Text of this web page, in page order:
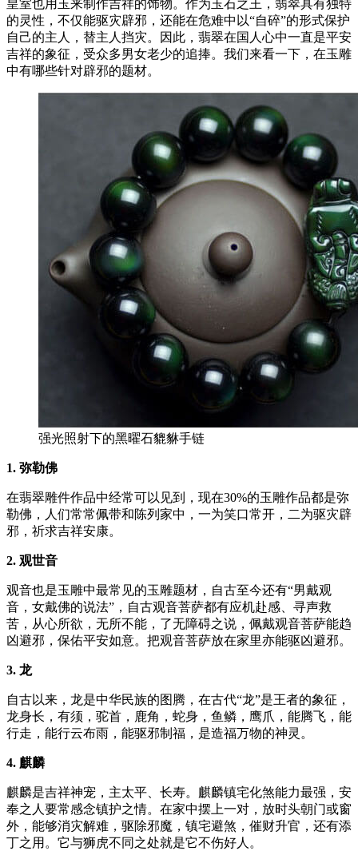
皇室也用玉来制作吉祥的饰物。作为玉石之王，翡翠具有独特
的灵性，不仅能驱灾辟邪，还能在危难中以“自碎”的形式保护
自己的主人，替主人挡灾。因此，翡翠在国人心中一直是平安
吉祥的象征，受众多男女老少的追捧。我们来看一下，在玉雕
中有哪些针对辟邪的题材。
强光照射下的黑曜石貔貅手链
1. 弥勒佛
在翡翠雕件作品中经常可以见到，现在30%的玉雕作品都是弥
勒佛，人们常常佩带和陈列家中，一为笑口常开，二为驱灾辟
邪，祈求吉祥安康。
2. 观世音
观音也是玉雕中最常见的玉雕题材，自古至今还有“男戴观
音，女戴佛的说法”，自古观音菩萨都有应机赴感、寻声救
苦，从心所欲，无所不能，了无障碍之说，佩戴观音菩萨能趋
凶避邪，保佑平安如意。把观音菩萨放在家里亦能驱凶避邪。
3. 龙
自古以来，龙是中华民族的图腾，在古代“龙”是王者的象征，
龙身长，有须，驼首，鹿角，蛇身，鱼鳞，鹰爪，能腾飞，能
行走，能行云布雨，能驱邪制福，是造福万物的神灵。
4. 麒麟
麒麟是吉祥神宠，主太平、长寿。麒麟镇宅化煞能力最强，安
奉之人要常感念镇护之情。在家中摆上一对，放时头朝门或窗
外，能够消灾解难，驱除邪魔，镇宅避煞，催财升官，还有添
丁之用。它与狮虎不同之处就是它不伤好人。